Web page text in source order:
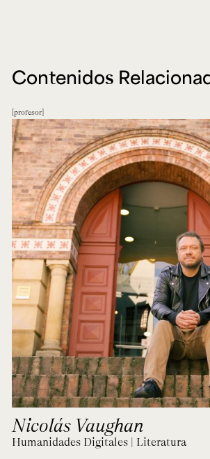
Contenidos
profesor
Nicolás Vaughan
Humanidades Digitales | Literatura